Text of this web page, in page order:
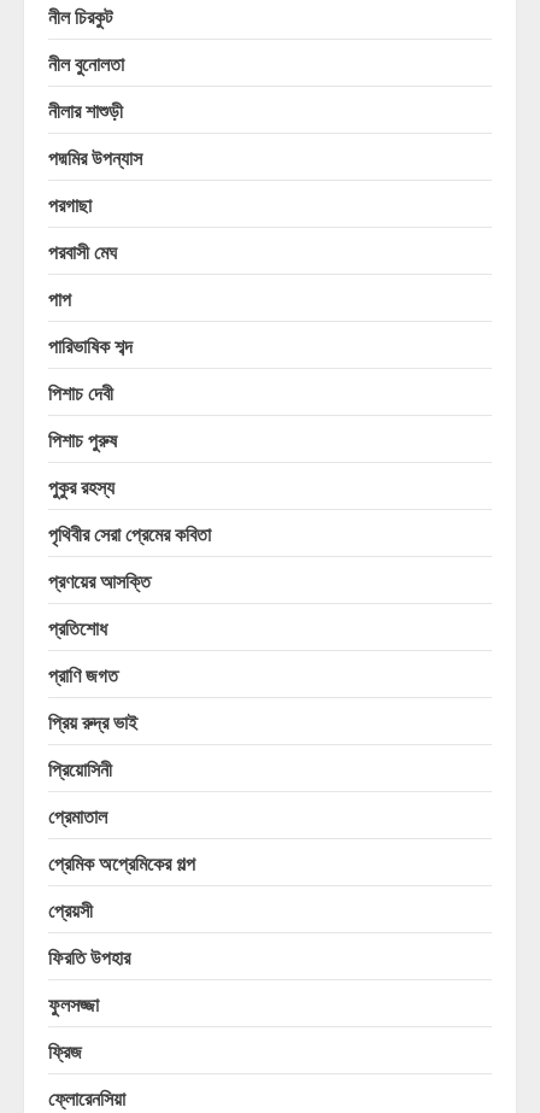
নীল চিরকুট
নীল বুনোলতা
নীলার শাশুড়ী
পদ্মমির উপন্যাস
পরগাছা
পরবাসী মেঘ
পাপ
পারিভাষিক শব্দ
পিশাচ দেবী
পিশাচ পুরুষ
পুকুর রহস্য
পৃথিবীর সেরা প্রেমের কবিতা
প্রণয়ের আসক্তি
প্রতিশোধ
প্রাণি জগত
প্রিয় রুদ্র ভাই
প্রিয়োসিনী
প্রেমাতাল
প্রেমিক অপ্রেমিকের গল্প
প্রেয়সী
ফিরতি উপহার
ফুলসজ্জা
ফ্রিজ
ফ্লোরেনসিয়া